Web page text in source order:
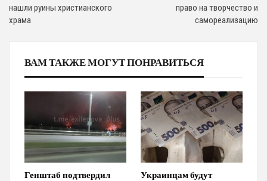
нашли руины христианского
храма
право на творчество и
самореализацию
ВАМ ТАКЖЕ МОГУТ ПОНРАВИТЬСЯ
Генштаб подтвердил
Украинцам будут